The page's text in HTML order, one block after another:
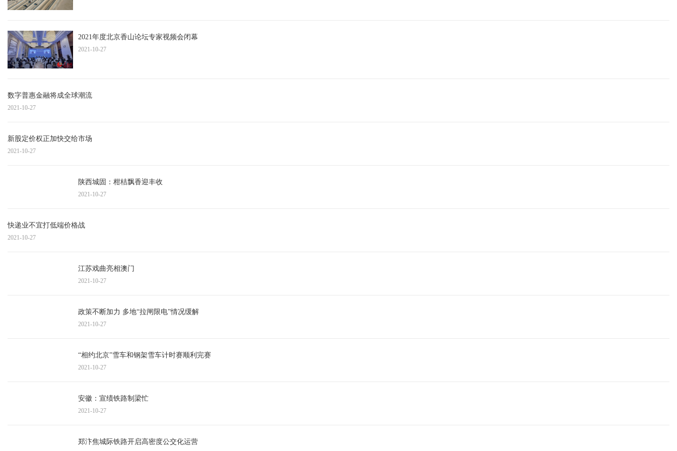
2021年度北京香山论坛专家视频会闭幕
2021-10-27
数字普惠金融将成全球潮流
2021-10-27
新股定价权正加快交给市场
2021-10-27
陕西城固：柑桔飘香迎丰收
2021-10-27
快递业不宜打低端价格战
2021-10-27
江苏戏曲亮相澳门
2021-10-27
政策不断加力 多地“拉闸限电”情况缓解
2021-10-27
“相约北京”雪车和钢架雪车计时赛顺利完赛
2021-10-27
安徽：宣绩铁路制梁忙
2021-10-27
郑汴焦城际铁路开启高密度公交化运营